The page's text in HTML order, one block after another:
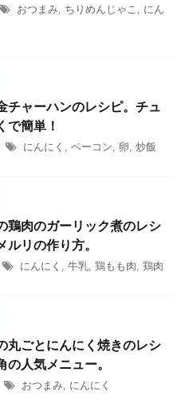
おつまみ ちりめんじゃこ
にん
チャーハンのレシピ。チュ
で簡単！
にんにく ベーコン 卵 炒飯
鶏肉のガーリック煮のレシ
ルリの作り方。
にんにく 牛乳 鶏もも肉 鶏肉
丸ごとにんにく焼きのレシ
の人気メニュー。
おつまみ にんにく